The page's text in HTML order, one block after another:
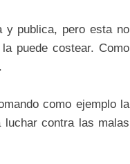
y publica, pero esta no
puede costear. Como
como ejemplo la
luchar contra las malas